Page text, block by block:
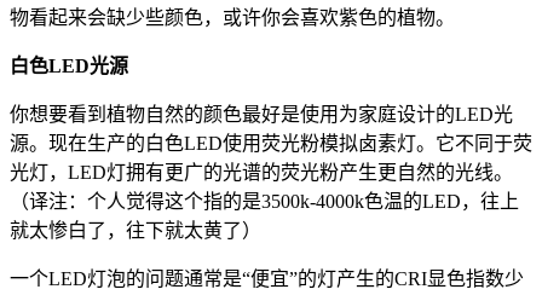
物看起来会缺少些颜色，或许你会喜欢紫色的植物。
白色LED光源
你想要看到植物自然的颜色最好是使用为家庭设计的LED光
源。现在生产的白色LED使用荧光粉模拟卤素灯。它不同于荧
光灯，LED灯拥有更广的光谱的荧光粉产生更自然的光线。
（译注：个人觉得这个指的是3500k-4000k色温的LED，往上
就太惨白了，往下就太黄了）
一个LED灯泡的问题通常是“便宜”的灯产生的CRI显色指数少